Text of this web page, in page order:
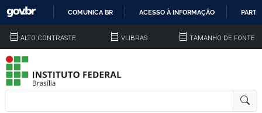
COMUNICA BR ACESSO À INFORMAÇÃO
ALTO CONTRASTE VLIBRAS TAMANHO DE FONTE